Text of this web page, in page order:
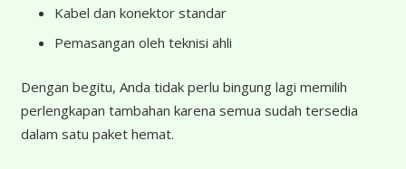
Kabel dan konektor standar
Pemasangan oleh teknisi ahli
Dengan begitu, Anda tidak perlu bingung lagi memilih
perlengkapan tambahan karena semua sudah tersedia
dalam satu paket hemat.